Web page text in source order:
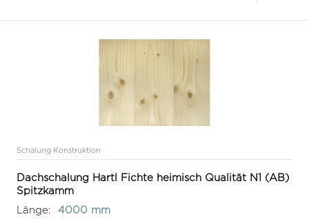
Schalung Konstruktion
Dachschalung Hartl Fichte heimisch Qualität N1 (AB)
Spitzkamm
Länge:
4000 mm